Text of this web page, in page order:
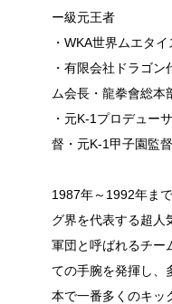
ー級元王者
・WKA世界ムエタ
・有限会社ドラゴ
ム会長・龍拳會総本
・元K-1プロデュー
督・元K-1甲子園監督
1987年～1992年ま
グ界を代表する超人
軍団と呼ばれるチー
ての手腕を発揮し、
本で一番多くのキッ